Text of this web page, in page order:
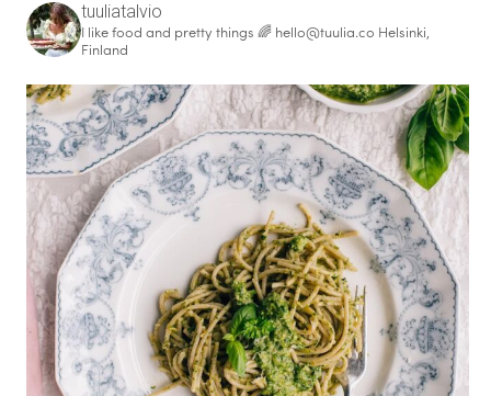
tuuliatalvio
I like food and pretty things 🌈 hello@tuulia.co Helsinki,
Finland